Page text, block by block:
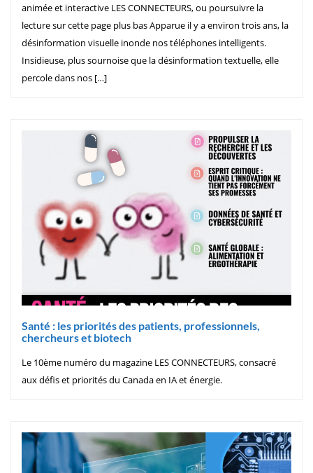
animée et interactive LES CONNECTEURS, ou poursuivre la
lecture sur cette page plus bas Apparue il y a environ trois ans, la
désinformation visuelle inonde nos téléphones intelligents.
Insidieuse, plus sournoise que la désinformation textuelle, elle
percole dans nos […]
Santé : les priorités des patients, professionnels,
chercheurs et biotech
Le 10ème numéro du magazine LES CONNECTEURS, consacré
aux défis et priorités du Canada en IA et énergie.